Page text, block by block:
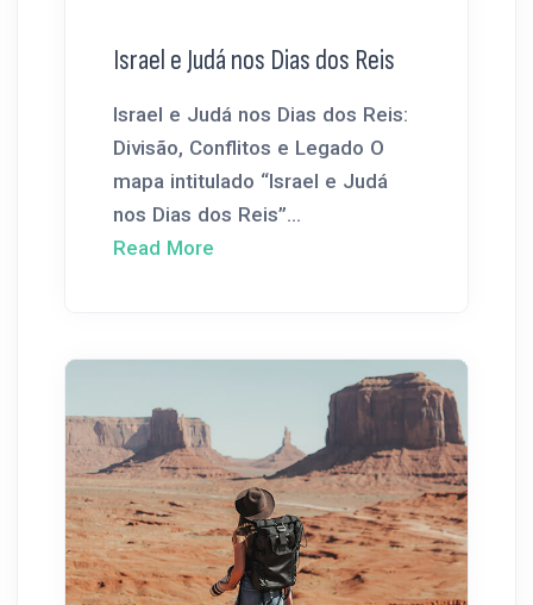
Israel e Judá nos Dias dos Reis
Israel e Judá nos Dias dos Reis:
Divisão, Conflitos e Legado O
mapa intitulado “Israel e Judá
nos Dias dos Reis”...
Read More